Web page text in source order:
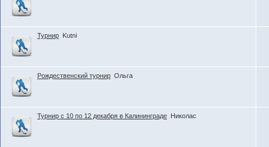
Турнир Kutni
Рождественский турнир Ольга
Турнир с 10 по 12 декабря в Калининграде Николас